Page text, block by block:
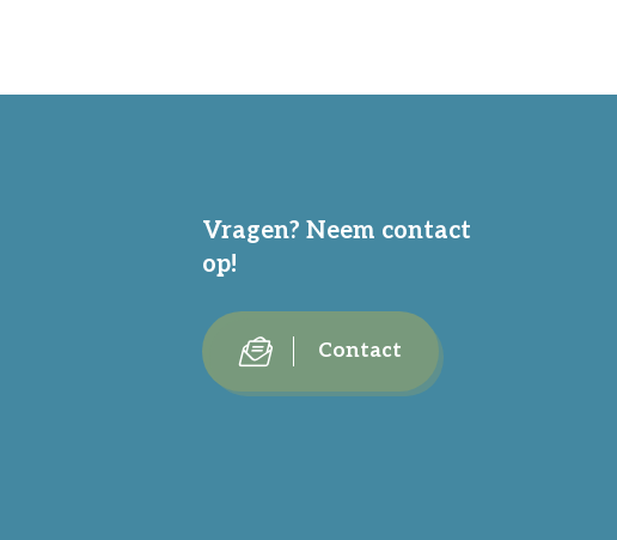
Vragen? Neem contact
op!
Contact